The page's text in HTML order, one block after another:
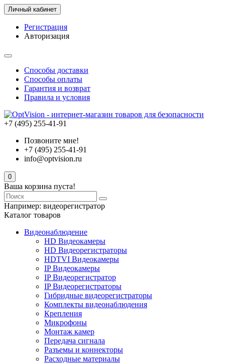
Личный кабинет
Регистрация
Авторизация
Способы доставки
Способы оплаты
Гарантия и возврат
Правила и условия
+7 (495) 255-41-91
Позвоните мне!
+7 (495) 255-41-91
info@optvision.ru
0
Ваша корзина пуста!
Например: видеорегистратор
Каталог товаров
Видеонаблюдение
HD Видеокамеры
HD Видеорегистраторы
HDTVI Видеокамеры
IP Видеокамеры
IP Видеорегистратор
IP Видеорегистраторы
Гибридные видеорегистраторы
Комплекты видеонаблюдения
Крепления
Микрофоны
Монтаж камер
Передача сигнала
Разъемы и коннекторы
Расходные материалы